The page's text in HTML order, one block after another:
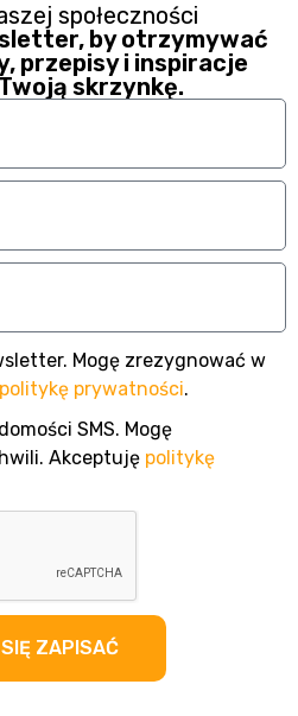
społeczności
by otrzymywać
przepisy i inspiracje
skrzynkę.
Mogę zrezygnować w
politykę prywatności.
SMS. Mogę
Akceptuję politykę
ZAPISAĆ